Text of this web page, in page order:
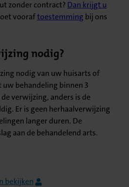
zonder contract? Dan krijgt u
vooraftoestemming bij ons
nodig?
nodig van uw huisarts of
uw behandeling binnen 3
verwijzing, anders is de
Er is geen herhaalverwijzing
langer duren. De
aan de behandelend arts.
bekijken